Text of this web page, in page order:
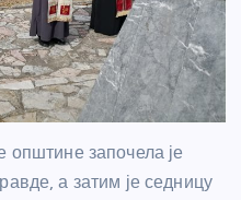
започела је
а затим је седницу